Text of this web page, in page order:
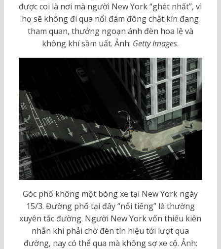
được coi là nơi mà người New York “ghét nhất”, vì
họ sẽ không đi qua nổi đám đông chật kín đang
tham quan, thưởng ngoạn ánh đèn hoa lệ và
không khí sầm uất. Ảnh: Getty Images.
Góc phố không một bóng xe tại New York ngày
15/3. Đường phố tại đây “nổi tiếng” là thường
xuyên tắc đường. Người New York vốn thiếu kiên
nhẫn khi phải chờ đèn tín hiệu tới lượt qua
đường, nay có thể qua mà không sợ xe cộ. Ảnh: